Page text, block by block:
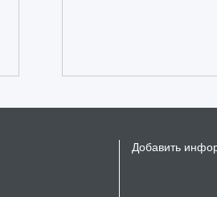
Добавить